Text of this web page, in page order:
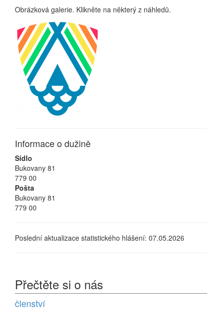
Obrázková galerie. Klikněte na některý z náhledů.
Informace o dužině
Sídlo
Bukovany 81
779 00
Pošta
Bukovany 81
779 00
Poslední aktualizace statistického hlášení: 07.05.2026
Přečtěte si o nás
členství